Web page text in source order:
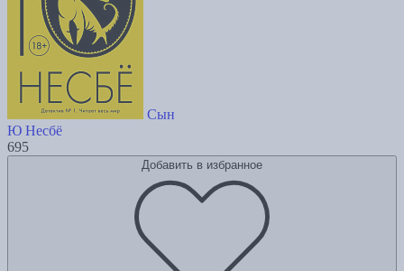
Сын
Ю Несбё
695
Добавить в избранное